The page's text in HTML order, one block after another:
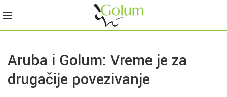
Aruba i Golum: Vreme je za
drugačije povezivanje